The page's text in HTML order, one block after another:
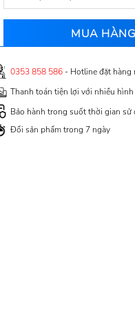
0353 858 586 - Hotline đặt hàng
Thanh toán tiện lợi với nhiều
Bảo hành trong suốt thời gian
Đổi sản phẩm trong 7 ngày